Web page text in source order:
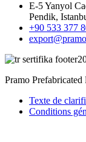
E-5 Yanyol
Pendik,
+90 533 377
Pramo
Texte de
Conditions